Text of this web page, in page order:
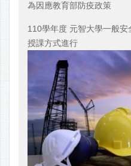
為因應教育部防疫政策
110學年度 元智大學一般
授課方式進行